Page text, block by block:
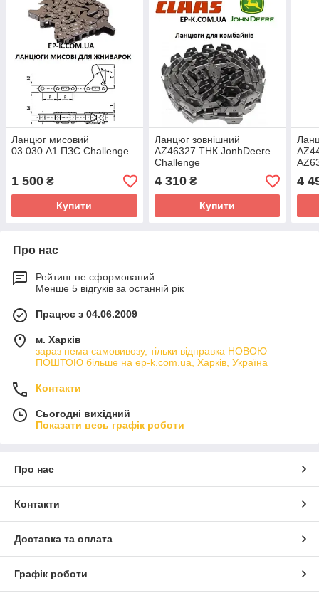
Ланцюг мисовий
03.030.А1 ПЗС Challenge
1 500 ₴
Купити
Ланцюг зовнішний
AZ46327 ТНК JonhDeere
Challenge
4 310₴
Купити
4
Про нас
Рейтинг не сформований
Менше 5 відгуків за останній рік
Працює з 04.06.2009
м. Харків
зараз нема самовивозу, тільки відправка НОВОЮ
ПОШТОЮ більше на ep-k.com.ua, Харків, Україна
Контакти
Сьогодні вихідний
Показати весь графік роботи
Про нас
Контакти
Доставка та оплата
Графік роботи